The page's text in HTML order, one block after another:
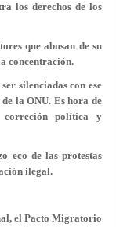
los derechos de los
que abusan de su
concentración.
silenciadas con ese
la ONU. Es hora de
política y
eco de las protestas
ilegal.
el Pacto Migratorio